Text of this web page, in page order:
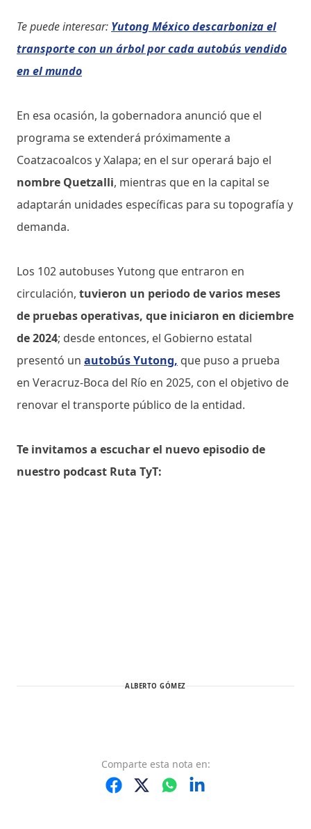
Te puede interesar: Yutong México descarboniza el
transporte con un árbol por cada autobús vendido
en el mundo
En esa ocasión, la gobernadora anunció que el
programa se extenderá próximamente a
Coatzacoalcos y Xalapa; en el sur operará bajo el
nombre Quetzalli, mientras que en la capital se
adaptarán unidades específicas para su topografía y
demanda.
Los 102 autobuses Yutong que entraron en
circulación, tuvieron un periodo de varios meses
de pruebas operativas, que iniciaron en diciembre
de 2024; desde entonces, el Gobierno estatal
presentó un autobús Yutong, que puso a prueba
en Veracruz-Boca del Río en 2025, con el objetivo de
renovar el transporte público de la entidad.
Te invitamos a escuchar el nuevo episodio de
nuestro podcast Ruta TyT:
ALBERTO GÓMEZ
Comparte esta nota en: